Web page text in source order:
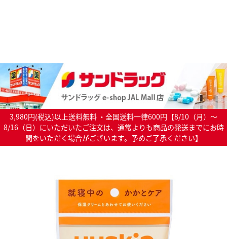
3,980円(税込)以上送料無料 ・全国送料一律600円【8/10（月）～
8/16（日）にいただいたご注文は、通常よりも商品の発送までにお時
間をいただく場合がございます。予めご了承ください】